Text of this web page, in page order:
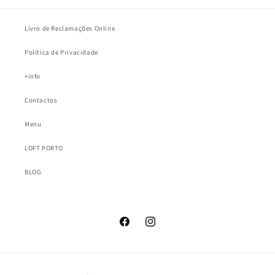
Livro de Reclamações Online
Política de Privacidade
+info
Contactos
Menu
LOFT PORTO
BLOG
FacebookInstagram